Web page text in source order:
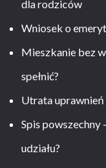
dla rodziców
Wniosek o
Mieszkanie bez
spełnić?
Utrata uprawnień
Spis powszechny
udziału?